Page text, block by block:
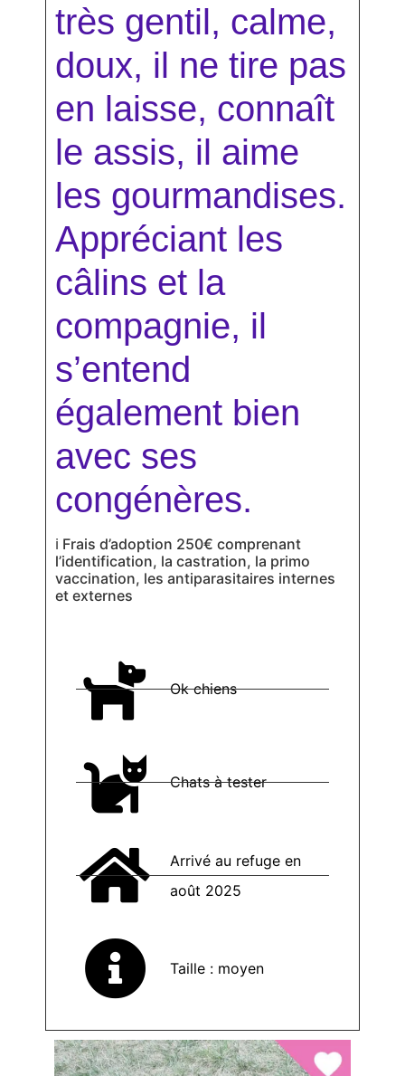
très gentil, calme,
doux, il ne tire pas
en laisse, connaît
le assis, il aime
les gourmandises.
Appréciant les
câlins et la
compagnie, il
s’entend
également bien
avec ses
congénères.
ℹ Frais d’adoption 250€ comprenant
l’identification, la castration, la primo
vaccination, les antiparasitaires internes
et externes
Ok chiens
Chats à tester
Arrivé au refuge en
août 2025
Taille : moyen